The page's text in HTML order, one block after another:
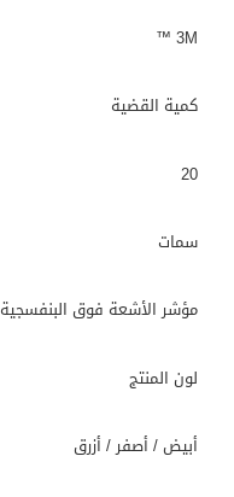
3M ™
كمية القضية
20
سمات
مؤشر الأشعة فوق البنفسجية
لون المنتج
أبيض / أصفر / أزرق